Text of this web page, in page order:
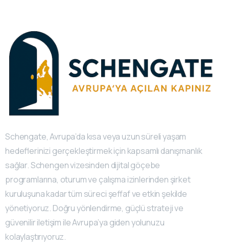
Schengate, Avrupa’da kısa veya uzun süreli yaşam
hedeflerinizi gerçekleştirmek için kapsamlı danışmanlık
sağlar. Schengen vizesinden dijital göçebe
programlarına, oturum ve çalışma izinlerinden şirket
kuruluşuna kadar tüm süreci şeffaf ve etkin şekilde
yönetiyoruz. Doğru yönlendirme, güçlü strateji ve
güvenilir iletişim ile Avrupa’ya giden yolunuzu
kolaylaştırıyoruz.